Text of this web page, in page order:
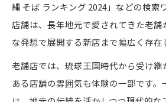
縄 そば ランキング 2024」などの検索
店舗は、長年地元で愛されてきた老
な発想で展開する新店まで幅広く存在
老舗店では、琉球王国時代から受け継
ある店舗の雰囲気も体験の一部です。